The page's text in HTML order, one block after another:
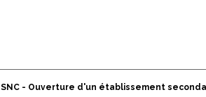
SNC - Ouverture d'un établissement